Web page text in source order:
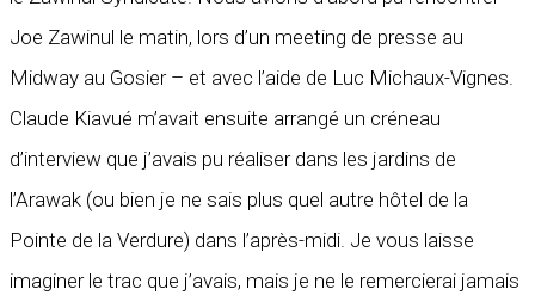
Joe Zawinul le matin, lors d’un meeting de presse au
Midway au Gosier – et avec l’aide de Luc Michaux-Vignes.
Claude Kiavué m’avait ensuite arrangé un créneau
d’interview que j’avais pu réaliser dans les jardins de
l’Arawak (ou bien je ne sais plus quel autre hôtel de la
Pointe de la Verdure) dans l’après-midi. Je vous laisse
imaginer le trac que j’avais, mais je ne le remercierai jamais